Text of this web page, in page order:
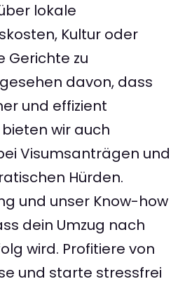
lokale
Kultur oder
Gerichte zu
davon, dass
und effizient
wir auch
Visumsanträgen und
Hürden.
und unser Know-how
dein Umzug nach
wird. Profitiere von
und starte stressfrei